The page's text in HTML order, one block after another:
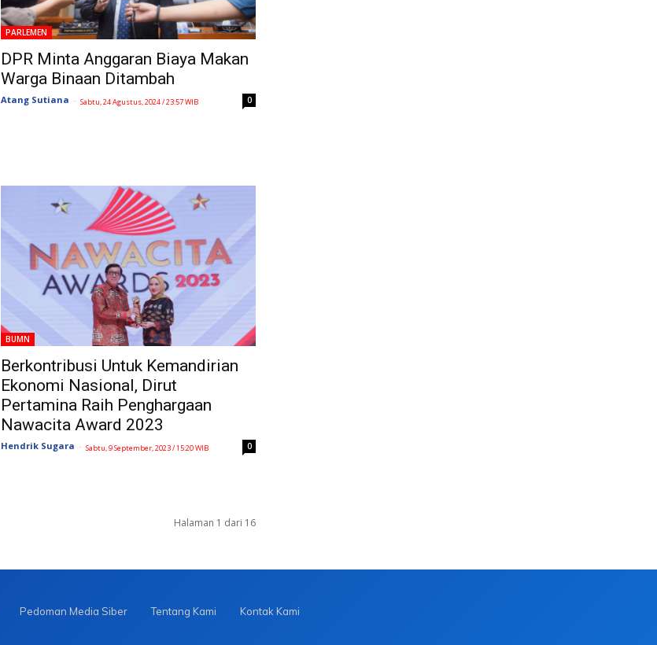
PARLEMEN
DPR Minta Anggaran Biaya Makan
Warga Binaan Ditambah
Atang Sutiana - Sabtu, 24 Agustus, 2024 / 23:57 WIB 0
BUMN
Berkontribusi Untuk Kemandirian
Ekonomi Nasional, Dirut
Pertamina Raih Penghargaan
Nawacita Award 2023
Hendrik Sugara - Sabtu, 9 September, 2023 / 15:20 WIB 0
Halaman 1 dari 16
Pedoman Media Siber Tentang Kami Kontak Kami